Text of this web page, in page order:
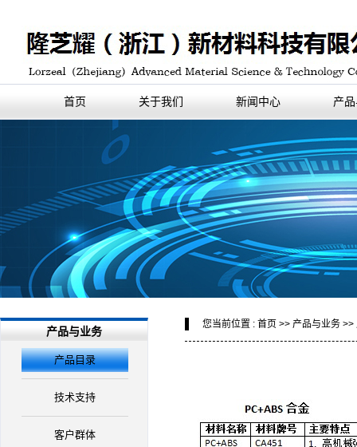
首页 关于我们 新闻中心 产
产品与业务
产品目录
技术支持
客户群体
您当前位置 : 首页 >> 产品与业务 >>